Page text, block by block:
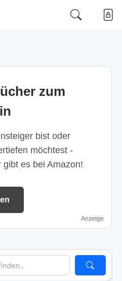
zum
bist oder
möchtest -
es bei Amazon!
Anzeige